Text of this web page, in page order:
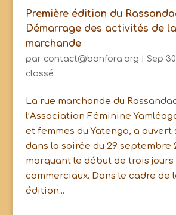
Première édition du
Démarrage des activités de
marchande
par contact@banfora.org Sep
classé
La rue marchande du
l’Association Féminine
et femmes du Yatenga, a ouvert
dans la soirée du 29 septembre
marquant le début de trois jours
commerciaux. Dans le cadre de
édition...